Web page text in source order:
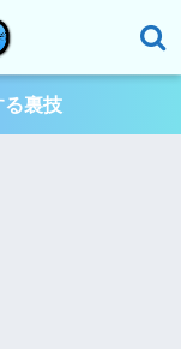
る裏技